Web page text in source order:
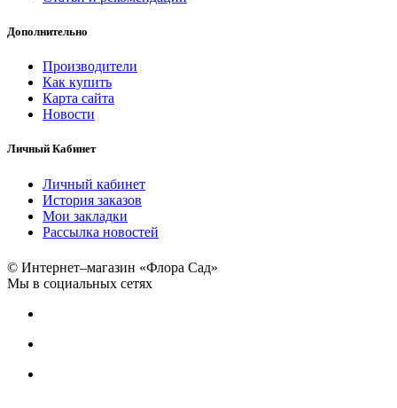
Дополнительно
Производители
Как купить
Карта сайта
Новости
Личный Кабинет
Личный кабинет
История заказов
Мои закладки
Рассылка новостей
© Интернет–магазин «Флора Сад»
Мы в социальных сетях